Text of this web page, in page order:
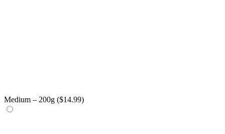
Medium – 200g ($14.99)